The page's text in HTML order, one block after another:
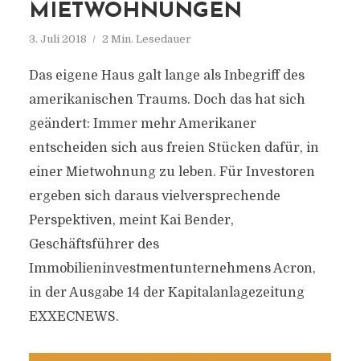
MIETWOHNUNGEN
3. Juli 2018 2 Min. Lesedauer
Das eigene Haus galt lange als Inbegriff des
amerikanischen Traums. Doch das hat sich
geändert: Immer mehr Amerikaner
entscheiden sich aus freien Stücken dafür, in
einer Mietwohnung zu leben. Für Investoren
ergeben sich daraus vielversprechende
Perspektiven, meint Kai Bender,
Geschäftsführer des
Immobilieninvestmentunternehmens Acron,
in der Ausgabe 14 der Kapitalanlagezeitung
EXXECNEWS.